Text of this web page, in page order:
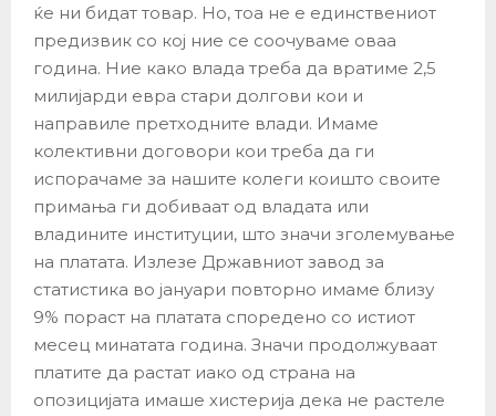
ќе ни бидат товар. Но, тоа не е единствениот
предизвик со кој ние се соочуваме оваа
година. Ние како влада треба да вратиме 2,5
милијарди евра стари долгови кои и
направиле претходните влади. Имаме
колективни договори кои треба да ги
испорачаме за нашите колеги коишто своите
примања ги добиваат од владата или
владините институции, што значи зголемување
на платата. Излезе Државниот завод за
статистика во јануари повторно имаме близу
9% пораст на платата споредено со истиот
месец минатата година. Значи продолжуваат
платите да растат иако од страна на
опозицијата имаше хистерија дека не растеле